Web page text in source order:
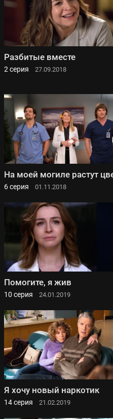
Разбитые вместе
2 серия 27.09.2018
На моей могиле растут
6 серия 01.11.2018
Помогите, я жив
10 серия 24.01.2019
Я хочу новый наркотик
14 серия 21.02.2019